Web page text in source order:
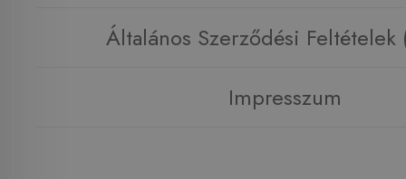
Általános Szerződési Feltételek
Impresszum